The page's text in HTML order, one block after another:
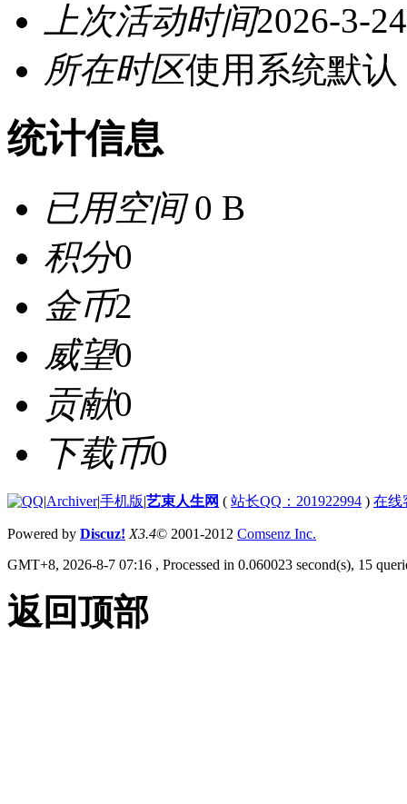
上次活动时间2026-3-
所在时区使用系统默认
统计信息
已用空间0 B
积分0
金币2
威望0
贡献0
下载币0
|Archiver|手机版|艺束人生网 ( 站长QQ：201922994 ) 在线
Powered by Discuz! X3.4© 2001-2012 Comsenz Inc.
GMT+8, 2026-8-7 07:16 , Processed in 0.060023 second(s), 15
返回顶部